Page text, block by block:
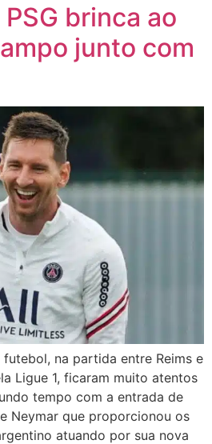
brinca ao
junto com
na partida entre Reims e
Ligue 1, ficaram muito atentos
tempo com a entrada de
Neymar que proporcionou os
atuando por sua nova